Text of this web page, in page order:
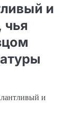
и
чья